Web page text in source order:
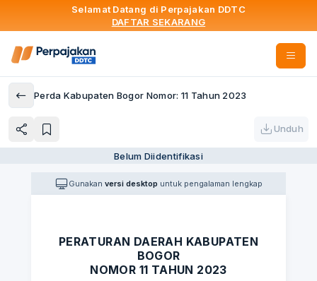
Selamat Datang di Perpajakan DDTC
DAFTAR SEKARANG
Perda Kabupaten Bogor Nomor: 11 Tahun 2023
Unduh
Belum Diidentifikasi
Gunakan versi desktop untuk pengalaman lengkap
PERATURAN DAERAH KABUPATEN
BOGOR
NOMOR 11 TAHUN 2023